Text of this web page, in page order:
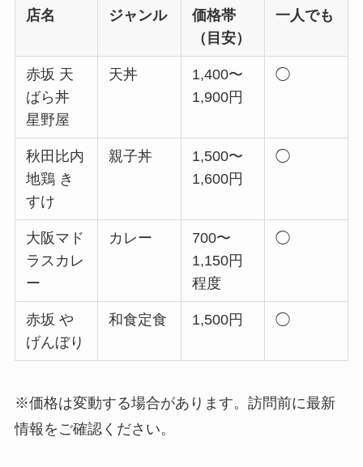
店名 ジャンル
価格帯
（目安）
一人でも
赤坂 天
ばら丼
星野屋
天丼
1,400〜
1,900円
◯
秋田比内
地鶏 き
すけ
親子丼
1,500〜
1,600円
◯
大阪マド
ラスカレ
ー
カレー
700〜
1,150円
程度
◯
赤坂 や
げんぼり
和食定食 1,500円 ◯
※価格は変動する場合があります。訪問前に最新
情報をご確認ください。